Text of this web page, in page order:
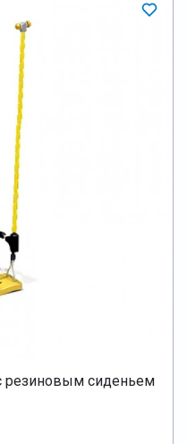
резиновым сиденьем